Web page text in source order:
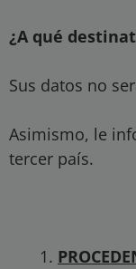
¿A qué
Sus datos no
Asimismo, le
tercer país.